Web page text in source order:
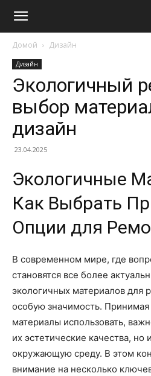
Домой Дизайн
Дизайн
Экологичный
выбор
дизайн
23.04.2025
Экологичные
Как Выбрать
Опции для
В современном мире, где
становятся все более
экологичных материалов для
особую значимость.
материалы использовать,
их эстетические качества, но
окружающую среду. В этом
внимание на несколько